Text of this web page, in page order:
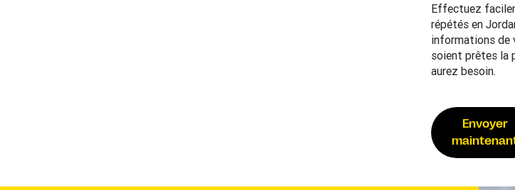
Effectuez
répétés en
informations de
soient prêtes la
aurez besoin.
Envoyer